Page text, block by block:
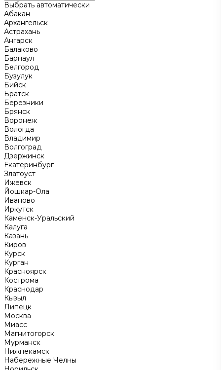
Выбрать автоматически
Абакан
Архангельск
Астрахань
Ангарск
Балаково
Барнаул
Белгород
Бузулук
Бийск
Братск
Березники
Брянск
Воронеж
Вологда
Владимир
Волгоград
Дзержинск
Екатеринбург
Златоуст
Ижевск
Йошкар-Ола
Иваново
Иркутск
Каменск-Уральский
Калуга
Казань
Киров
Курск
Курган
Красноярск
Кострома
Краснодар
Кызыл
Липецк
Москва
Миасс
Магнитогорск
Мурманск
Нижнекамск
Набережные Челны